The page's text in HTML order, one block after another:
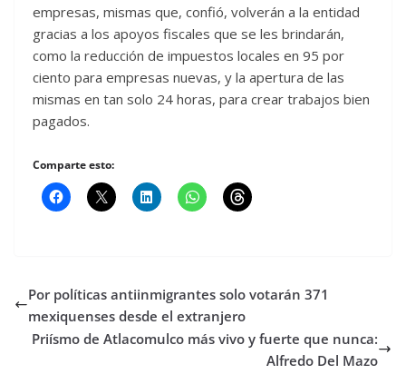
empresas, mismas que, confió, volverán a la entidad
gracias a los apoyos fiscales que se les brindarán,
como la reducción de impuestos locales en 95 por
ciento para empresas nuevas, y la apertura de las
mismas en tan solo 24 horas, para crear trabajos bien
pagados.
Comparte esto:
Por políticas antiinmigrantes solo votarán 371
mexiquenses desde el extranjero
Priísmo de Atlacomulco más vivo y fuerte que nunca:
Alfredo Del Mazo